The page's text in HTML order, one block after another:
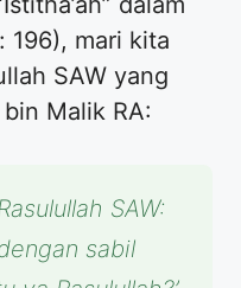
196), mari kita
SAW yang
Malik RA:
SAW:
sabil